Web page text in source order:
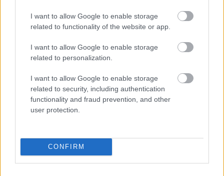
I want to allow Google to enable storage
related to functionality of the website or app.
I want to allow Google to enable storage
related to personalization.
I want to allow Google to enable storage
related to security, including authentication
functionality and fraud prevention, and other
user protection.
CONFIRM
TROUBLES MENTAUX